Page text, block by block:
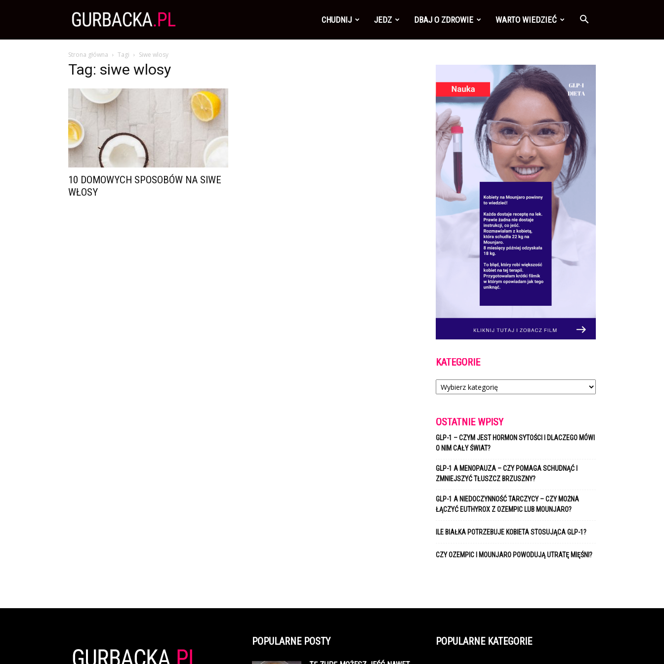
Odchudzanie
przepisy
CHUDNIJ JEDZ DBAJ O ZDROWIE WARTO WIEDZIEĆ
Strona główna Tagi Siwe wlosy
Tag: siwe wlosy
10 DOMOWYCH SPOSOBÓW NA SIWE
WŁOSY
KATEGORIE
Kategorie
OSTATNIE WPISY
GLP-1 – CZYM JEST HORMON SYTOŚCI I DLACZEGO MÓWI
O NIM CAŁY ŚWIAT?
GLP-1 A MENOPAUZA – CZY POMAGA SCHUDNĄĆ I
ZMNIEJSZYĆ TŁUSZCZ BRZUSZNY?
GLP-1 A NIEDOCZYNNOŚĆ TARCZYCY – CZY MOŻNA
ŁĄCZYĆ EUTHYROX Z OZEMPIC LUB MOUNJARO?
ILE BIAŁKA POTRZEBUJE KOBIETA STOSUJĄCA GLP-1?
CZY OZEMPIC I MOUNJARO POWODUJĄ UTRATĘ MIĘŚNI?
POPULARNE POSTY POPULARNE KATEGORIE